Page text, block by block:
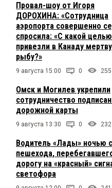
Провал-шоу от Игоря
ДОРОХИНА: «Сотрудница
аэропорта совершенно
спросила: «С какой
привезли в Канаду
рыбу?»
9 августа 15:00 0 255
Омск и Могилев укрепили
сотрудничество
дорожной карты
9 августа 13:30 0 232
Водитель «Лады» ночью
пешехода,
дорогу на «красный»
светофора